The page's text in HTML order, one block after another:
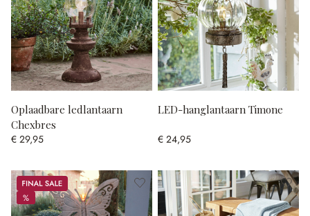
Oplaadbare ledlantaarn
Chexbres
€ 29,95
LED-hanglantaarn Timone
€ 24,95
Sale
%
%